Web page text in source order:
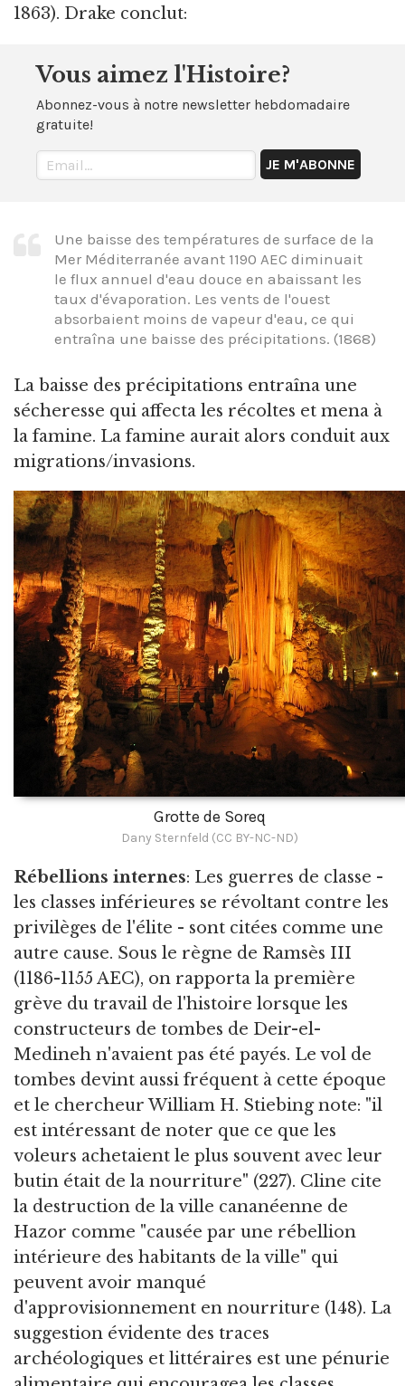
1863). Drake conclut:
Vous aimez l'Histoire?
Abonnez-vous à notre newsletter hebdomadaire
gratuite!
Une baisse des températures de surface de la
Mer Méditerranée avant 1190 AEC diminuait
le flux annuel d'eau douce en abaissant les
taux d'évaporation. Les vents de l'ouest
absorbaient moins de vapeur d'eau, ce qui
entraîna une baisse des précipitations. (1868)
La baisse des précipitations entraîna une
sécheresse qui affecta les récoltes et mena à
la famine. La famine aurait alors conduit aux
migrations/invasions.
Grotte de Soreq
Dany Sternfeld (CC BY-NC-ND)
Rébellions internes: Les guerres de classe -
les classes inférieures se révoltant contre les
privilèges de l'élite - sont citées comme une
autre cause. Sous le règne de Ramsès III
(1186-1155 AEC), on rapporta la première
grève du travail de l'histoire lorsque les
constructeurs de tombes de Deir-el-
Medineh n'avaient pas été payés. Le vol de
tombes devint aussi fréquent à cette époque
et le chercheur William H. Stiebing note: "il
est intéressant de noter que ce que les
voleurs achetaient le plus souvent avec leur
butin était de la nourriture" (227). Cline cite
la destruction de la ville cananéenne de
Hazor comme "causée par une rébellion
intérieure des habitants de la ville" qui
peuvent avoir manqué
d'approvisionnement en nourriture (148). La
suggestion évidente des traces
archéologiques et littéraires est une pénurie